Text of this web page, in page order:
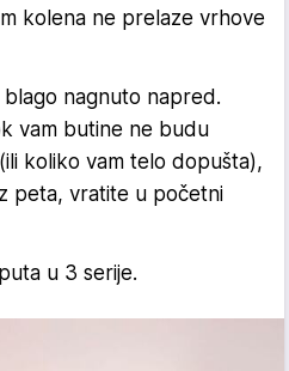
kolena ne prelaze vrhove
nagnuto napred.
vam butine ne budu
koliko vam telo dopušta),
peta, vratite u početni
u 3 serije.